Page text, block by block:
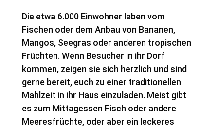
Die etwa 6.000 Einwohner leben vom
Fischen oder dem Anbau von Bananen,
Mangos, Seegras oder anderen tropischen
Früchten. Wenn Besucher in ihr Dorf
kommen, zeigen sie sich herzlich und sind
gerne bereit, euch zu einer traditionellen
Mahlzeit in ihr Haus einzuladen. Meist gibt
es zum Mittagessen Fisch oder andere
Meeresfrüchte, oder aber ein leckeres